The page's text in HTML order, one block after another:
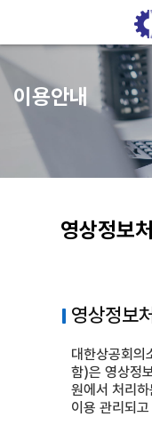
이용안내
영상정보
영상정보
대한상공회의
함)은 영상정
원에서 처리
이용 관리되